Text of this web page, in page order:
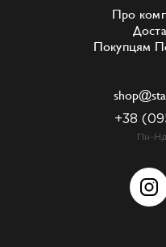
Про
Покупцям
+38
Пн-